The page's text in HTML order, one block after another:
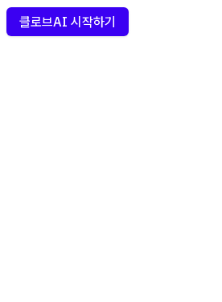
클로브AI 시작하기